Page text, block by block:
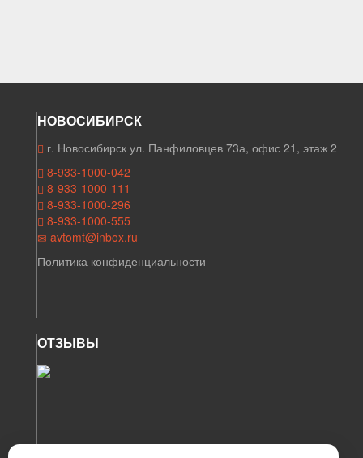
НОВОСИБИРСК
г. Новосибирск ул. Панфиловцев 73а, офис 21, этаж 2
8-933-1000-042
8-933-1000-111
8-933-1000-296
8-933-1000-555
avtomt@inbox.ru
Политика конфиденциальности
ОТЗЫВЫ